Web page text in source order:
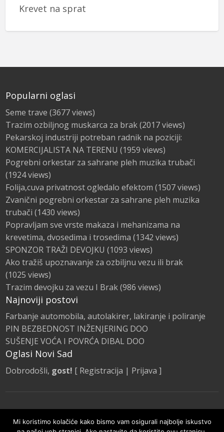
Krevet na sprat
Popularni oglasi
Seme trave (3677 views)
Trazim ozbiljnog muskarca za brak(2017 views)
Pekarskoj industriji potreban radnik na poziciji:
KOMERCIJALISTA NA TERENU (1959 views)
Pogrebni orkestar za sahrane pleh muzika trubači
(1924 views)
Folija,cuva privatnost ogledalo efektom (1507 views)
Zvanični pogrebni orkestar za sahrane pleh muzika
trubači (1430 views)
Popravljam sve vrste makaza i mehanizama na
krevetima, dvosedima i trosedima (1342 views)
SPONZOR TRAŽI DEVOJKU (1093 views)
Ako tražiš upoznavanje za ozbiljnu vezu ili brak
(1025 views)
Trazim devojku za vezu I Brak(986 views)
Najnoviji postovi
Farbanje automobila, autolakirer, lakiranje i poliranje
PIN BEZBEDNOST INŽENJERING DOO
SUŠENJE VOĆA I POVRĆA DIBAL DOO
Oglasi Novi Sad
Dobrodošli, gost! [ Registracija | Prijava ]
Pravila i smernice
Mi koristimo kolačiće kako bismo vam osigurali najbolje iskustvo